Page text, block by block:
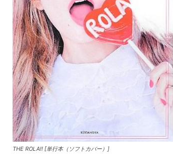
THE ROLA!! [単行本（ソフトカバー）]